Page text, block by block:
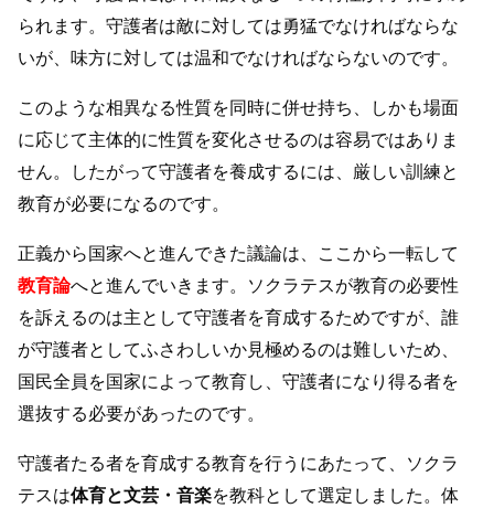
られます。守護者は敵に対しては勇猛でなければならな
いが、味方に対しては温和でなければならないのです。
このような相異なる性質を同時に併せ持ち、しかも場面
に応じて主体的に性質を変化させるのは容易ではありま
せん。したがって守護者を養成するには、厳しい訓練と
教育が必要になるのです。
正義から国家へと進んできた議論は、ここから一転して
教育論へと進んでいきます。ソクラテスが教育の必要性
を訴えるのは主として守護者を育成するためですが、誰
が守護者としてふさわしいか見極めるのは難しいため、
国民全員を国家によって教育し、守護者になり得る者を
選抜する必要があったのです。
守護者たる者を育成する教育を行うにあたって、ソクラ
テスは体育と文芸・音楽を教科として選定しました。体